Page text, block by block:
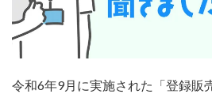
令和6年9月に実施された「登録販